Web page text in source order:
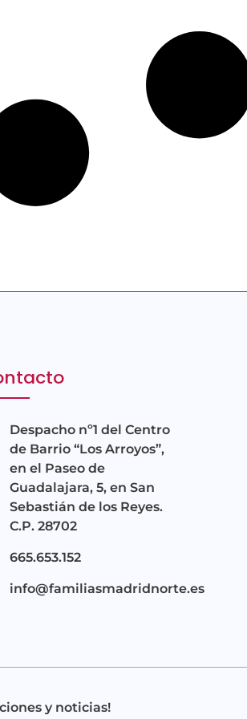
Despacho nº1 del Centro
de Barrio “Los Arroyos”,
en el Paseo de
Guadalajara, 5, en San
Sebastián de los Reyes.
C.P. 28702
665.653.152
info@familiasmadridnorte.es
y noticias!